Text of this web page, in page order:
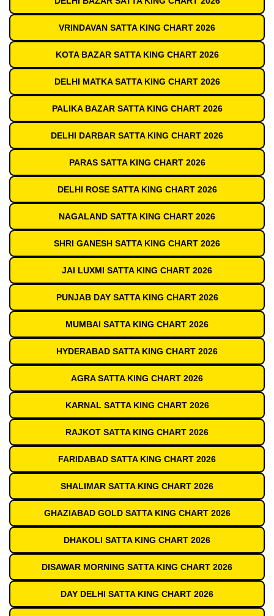
VRINDAVAN SATTA KING CHART 2026
KOTA BAZAR SATTA KING CHART 2026
DELHI MATKA SATTA KING CHART 2026
PALIKA BAZAR SATTA KING CHART 2026
DELHI DARBAR SATTA KING CHART 2026
PARAS SATTA KING CHART 2026
DELHI ROSE SATTA KING CHART 2026
NAGALAND SATTA KING CHART 2026
SHRI GANESH SATTA KING CHART 2026
JAI LUXMI SATTA KING CHART 2026
PUNJAB DAY SATTA KING CHART 2026
MUMBAI SATTA KING CHART 2026
HYDERABAD SATTA KING CHART 2026
AGRA SATTA KING CHART 2026
KARNAL SATTA KING CHART 2026
RAJKOT SATTA KING CHART 2026
FARIDABAD SATTA KING CHART 2026
SHALIMAR SATTA KING CHART 2026
GHAZIABAD GOLD SATTA KING CHART 2026
DHAKOLI SATTA KING CHART 2026
DISAWAR MORNING SATTA KING CHART 2026
DAY DELHI SATTA KING CHART 2026